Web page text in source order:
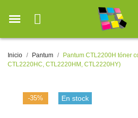
Inicio Pantum
Pantum CTL2200H tóner
CTL2220HC, CTL2220HM, CTL2220HY)
-35% En stock